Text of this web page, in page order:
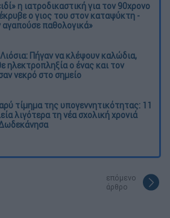
η ιατροδικαστική για τον 90χρονο
ο γιος του στον καταψύκτη -
αγαπούσε παθολογικά»
Πήγαν να κλέψουν καλώδια,
ηλεκτροπληξία ο ένας και τον
νεκρό στο σημείο
τίμημα της υπογεννητικότητας: 11
λιγότερα τη νέα σχολική χρονιά
επόμενο
άρθρο